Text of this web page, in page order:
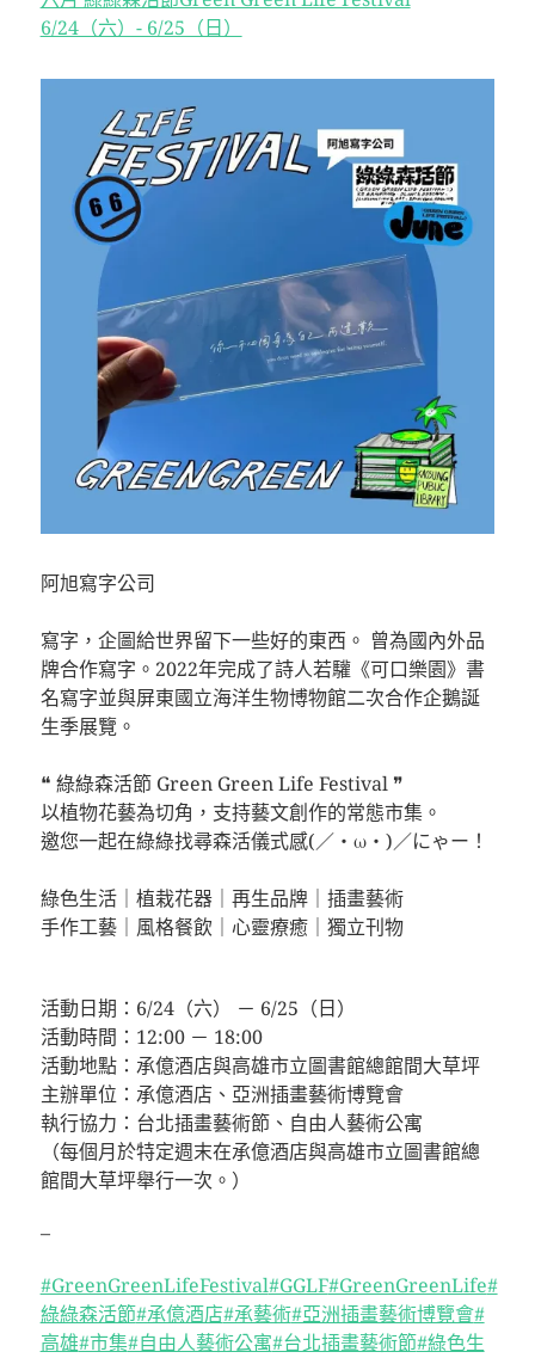
6/24（六）- 6/25（日）
阿旭寫字公司
寫字，企圖給世界留下一些好的東西。 曾為國內外品
牌合作寫字。2022年完成了詩人若驩《可口樂園》書
名寫字並與屏東國立海洋生物博物館二次合作企鵝誕
生季展覽。
❝ 綠綠森活節 Green Green Life Festival ❞
以植物花藝為切角，支持藝文創作的常態市集。
邀您一起在綠綠找尋森活儀式感(／・ω・)／にゃー！
綠色生活｜植栽花器｜再生品牌｜插畫藝術
手作工藝｜風格餐飲｜心靈療癒｜獨立刊物
活動日期：6/24（六） － 6/25（日）
活動時間：12:00 － 18:00
活動地點：承億酒店與高雄市立圖書館總館間大草坪
主辦單位：承億酒店、亞洲插畫藝術博覽會
執行協力：台北插畫藝術節、自由人藝術公寓
（每個月於特定週末在承億酒店與高雄市立圖書館總
館間大草坪舉行一次。）
–
#GreenGreenLifeFestival#GGLF#GreenGreenLife#
綠綠森活節#承億酒店#承藝術#亞洲插畫藝術博覽會#
高雄#市集#自由人藝術公寓#台北插畫藝術節#綠色生